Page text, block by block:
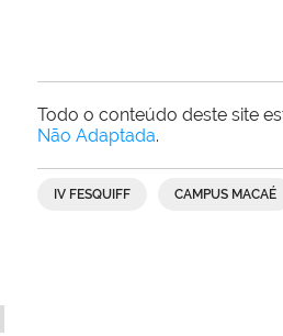
Todo o conteúdo deste site
Não Adaptada.
IV FESQUIFF CAMPUS MACAÉ